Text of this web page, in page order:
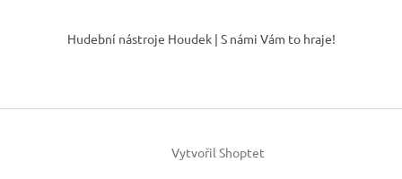
y
i
í
Hudební nástroje Houdek | S námi Vám to hraje!
Vytvořil Shoptet